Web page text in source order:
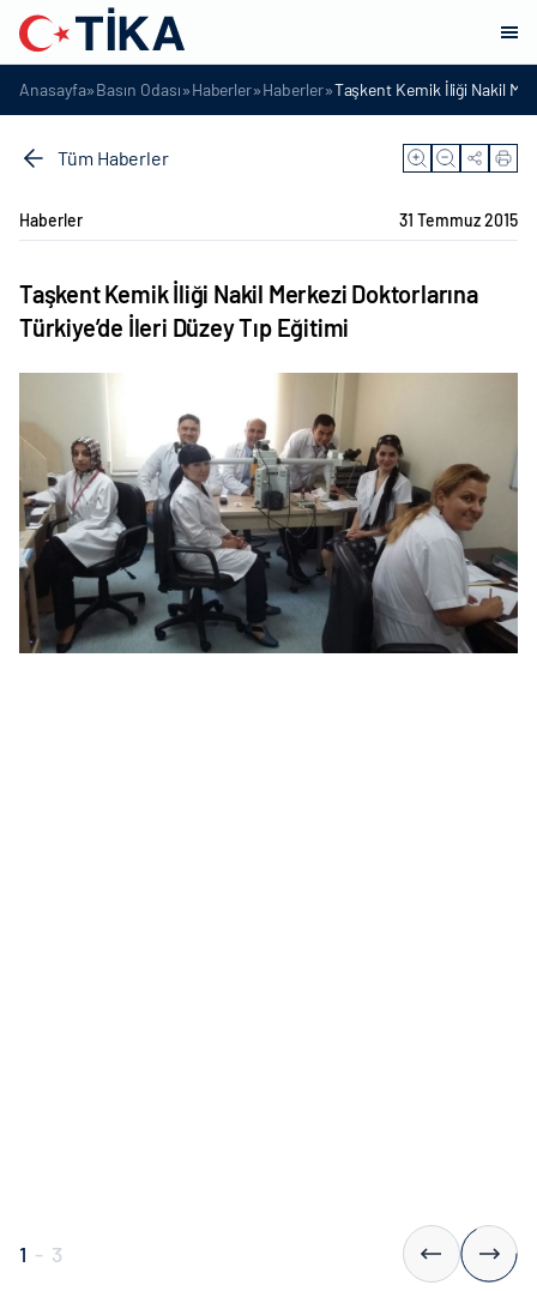
Anasayfa»Basın Odası»Haberler»Haberler»Taşkent Kemik İliği Nakil
Tüm Haberler
Haberler 31 Temmuz 2015
Taşkent Kemik İliği Nakil Merkezi Doktorlarına
Türkiye’de İleri Düzey Tıp Eğitimi
1 - 3